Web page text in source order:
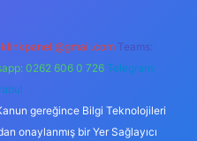
Teams:
0262 606 0 726 Telegram:
gereğince Bilgi Teknolojileri
onaylanmış bir Yer Sağlayıcı